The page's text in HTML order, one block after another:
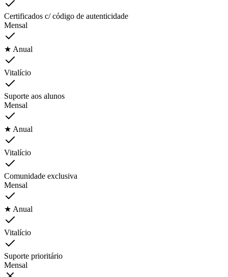
Certificados c/ código de autenticidade
Mensal
★ Anual
Vitalício
Suporte aos alunos
Mensal
★ Anual
Vitalício
Comunidade exclusiva
Mensal
★ Anual
Vitalício
Suporte prioritário
Mensal